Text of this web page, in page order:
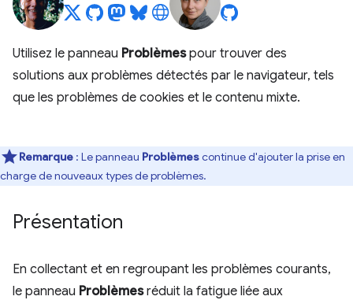
Utilisez le panneau Problèmespour trouver des
solutions aux problèmes détectés par le navigateur, tels
que les problèmes de cookies et le contenu mixte.
Remarque : Le panneau Problèmescontinue d'ajouter la prise en
charge de nouveaux types de problèmes.
Présentation
En collectant et en regroupant les problèmes courants,
le panneau Problèmesréduit la fatigue liée aux